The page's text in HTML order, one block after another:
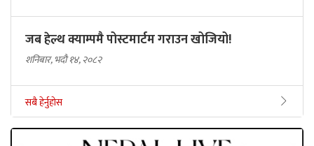
जब हेल्थ क्याम्पमै पोस्टमार्टम गराउन खोजियो!
शनिबार, भदौ १४, २०८२
सबै हेर्नुहोस